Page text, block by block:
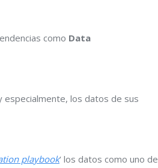
como Data
especialmente, los datos de sus
playbook‘ los datos como uno de